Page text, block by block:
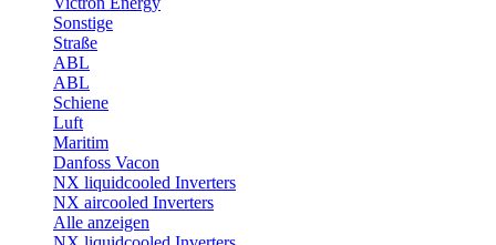
Sonstige
Straße
ABL
ABL
Schiene
Luft
Maritim
Danfoss Vacon
NX liquidcooled Inverters
NX aircooled Inverters
Alle anzeigen